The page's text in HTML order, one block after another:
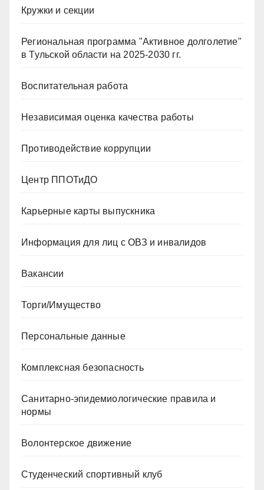
Кружки и секции
Региональная программа "Активное долголетие"
в Тульской области на 2025-2030 гг.
Воспитательная работа
Независимая оценка качества работы
Противодействие коррупции
Центр ППОТиДО
Карьерные карты выпускника
Информация для лиц с ОВЗ и инвалидов
Вакансии
Торги/Имущество
Персональные данные
Комплексная безопасность
Санитарно-эпидемиологические правила и
нормы
Волонтерское движение
Студенческий спортивный клуб